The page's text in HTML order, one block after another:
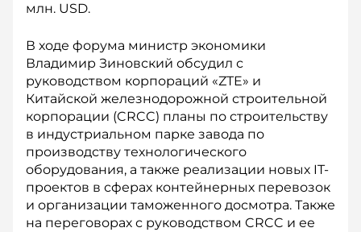
млн. USD.
В ходе форума министр экономики
Владимир Зиновский обсудил с
руководством корпораций «ZTE» и
Китайской железнодорожной строительной
корпорации (CRCC) планы по строительству
в индустриальном парке завода по
производству технологического
оборудования, а также реализации новых IT-
проектов в сферах контейнерных перевозок
и организации таможенного до­смотра. Также
на переговорах с руководством CRCC и ее